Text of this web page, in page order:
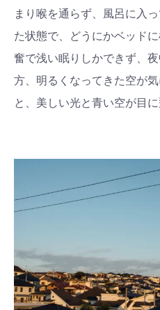
まり喉を通らず、風呂に入
た状態で、どうにかベッド
奮で浅い眠りしかできず、
方、明るくなってきた空が
と、美しい光と青い空が目
#出産準備 #習い
#離乳食
学び